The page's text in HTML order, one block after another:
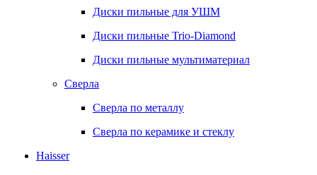
Диски пильные для УШМ
Диски пильные Trio-Diamond
Диски пильные мультиматериал
Сверла
Сверла по металлу
Сверла по керамике и стеклу
Haisser